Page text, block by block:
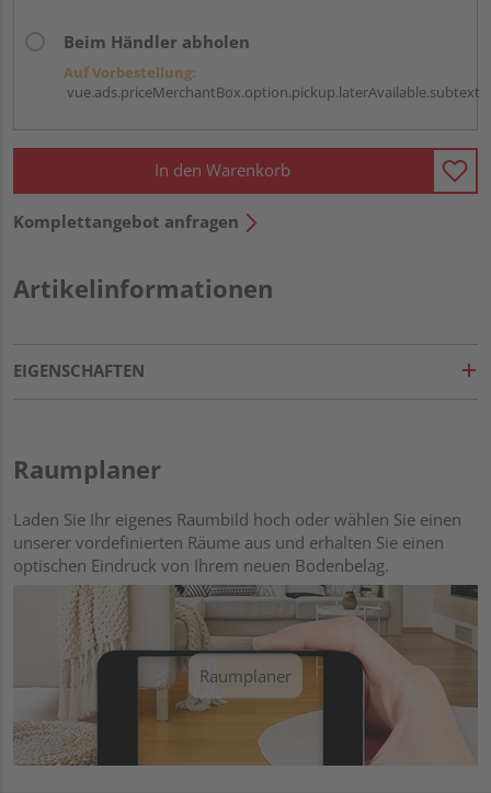
Beim Händler abholen
Auf Vorbestellung:
vue.ads.priceMerchantBox.option.pickup.laterAvailable.subtext
In den Warenkorb
Komplettangebot anfragen
Artikelinformationen
EIGENSCHAFTEN
Raumplaner
Laden Sie Ihr eigenes Raumbild hoch oder wählen Sie einen
unserer vordefinierten Räume aus und erhalten Sie einen
optischen Eindruck von Ihrem neuen Bodenbelag.
Raumplaner